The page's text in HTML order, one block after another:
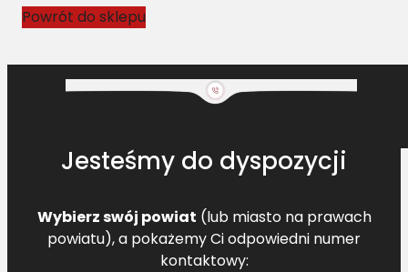
Powrót do sklepu
Jesteśmy do dyspozycji
Wybierz swój powiat (lub miasto na prawach
powiatu), a pokażemy Ci odpowiedni numer
kontaktowy: